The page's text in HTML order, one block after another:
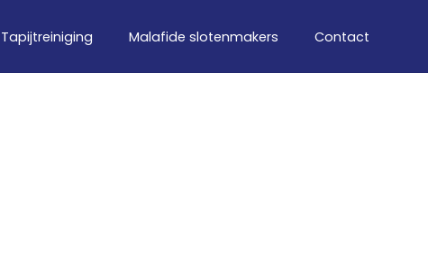
Tapijtreiniging Malafide slotenmakers Contact